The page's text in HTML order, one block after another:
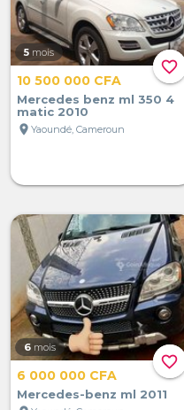
favorite_border
5 mois
10 500 000 CFA
Mercedes benz ml 350 4
matic 2010
location_on Yaoundé, Cameroun
favorite_border
6 mois
6 000 000 CFA
Mercedes-benz ml 2011